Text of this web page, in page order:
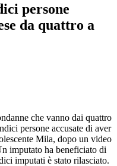
persone
da quattro a
che vanno dai quattro
persone accusate di aver
Mila, dopo un video
imputato ha beneficiato di
imputati è stato rilasciato.